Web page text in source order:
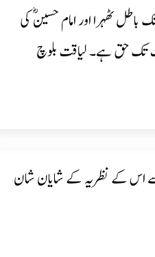
باطل ٹھہرا اور امام حسینؓ کی
تک حق ہے۔ لیاقت بلوچ
کے نظریہ کے شایان شان